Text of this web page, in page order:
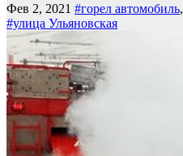
Фев 2, 2021 #горел автомобиль,
#улица Ульяновская